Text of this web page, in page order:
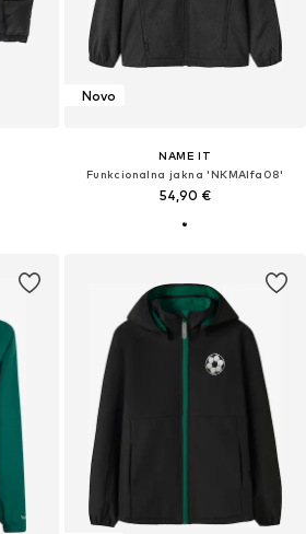
Novo
NAME IT
Funkcionalna jakna 'NKMAlfa08'
54,90 €